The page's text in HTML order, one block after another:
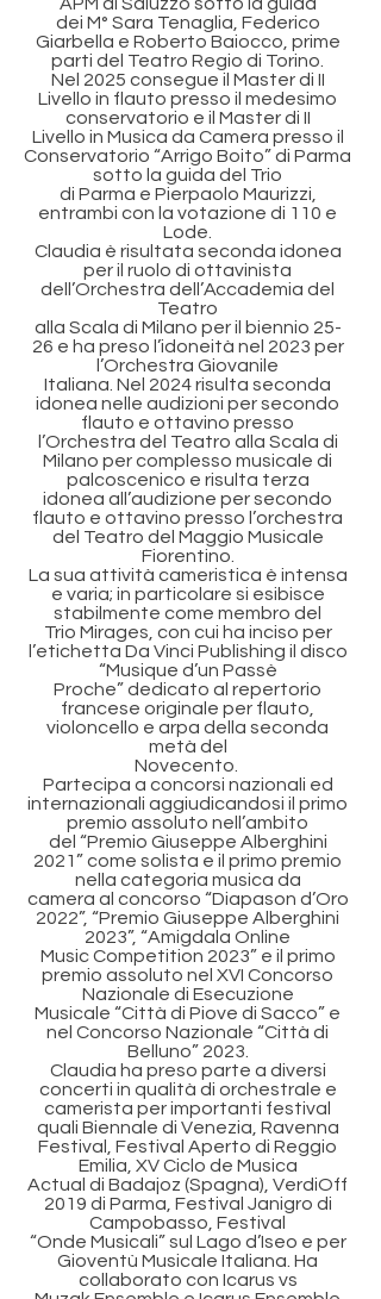
dei M° Sara Tenaglia, Federico
Giarbella e Roberto Baiocco, prime
parti del Teatro Regio di Torino.
Nel 2025 consegue il Master di II
Livello in flauto presso il medesimo
conservatorio e il Master di II
Livello in Musica da Camera presso il
Conservatorio “Arrigo Boito” di Parma
sotto la guida del Trio
di Parma e Pierpaolo Maurizzi,
entrambi con la votazione di 110 e
Lode.
Claudia è risultata seconda idonea
per il ruolo di ottavinista
dell’Orchestra dell’Accademia del
Teatro
alla Scala di Milano per il biennio 25-
26 e ha preso l’idoneità nel 2023 per
l’Orchestra Giovanile
Italiana. Nel 2024 risulta seconda
idonea nelle audizioni per secondo
flauto e ottavino presso
l’Orchestra del Teatro alla Scala di
Milano per complesso musicale di
palcoscenico e risulta terza
idonea all’audizione per secondo
flauto e ottavino presso l’orchestra
del Teatro del Maggio Musicale
Fiorentino.
La sua attività cameristica è intensa
e varia; in particolare si esibisce
stabilmente come membro del
Trio Mirages, con cui ha inciso per
l’etichetta Da Vinci Publishing il disco
“Musique d’un Passè
Proche” dedicato al repertorio
francese originale per flauto,
violoncello e arpa della seconda
metà del
Novecento.
Partecipa a concorsi nazionali ed
internazionali aggiudicandosi il primo
premio assoluto nell’ambito
del “Premio Giuseppe Alberghini
2021” come solista e il primo premio
nella categoria musica da
camera al concorso “Diapason d’Oro
2022”, “Premio Giuseppe Alberghini
2023”, “Amigdala Online
Music Competition 2023” e il primo
premio assoluto nel XVI Concorso
Nazionale di Esecuzione
Musicale “Città di Piove di Sacco” e
nel Concorso Nazionale “Città di
Belluno” 2023.
Claudia ha preso parte a diversi
concerti in qualità di orchestrale e
camerista per importanti festival
quali Biennale di Venezia, Ravenna
Festival, Festival Aperto di Reggio
Emilia, XV Ciclo de Musica
Actual di Badajoz (Spagna), VerdiOff
2019 di Parma, Festival Janigro di
Campobasso, Festival
“Onde Musicali” sul Lago d’Iseo e per
Gioventù Musicale Italiana. Ha
collaborato con Icarus vs